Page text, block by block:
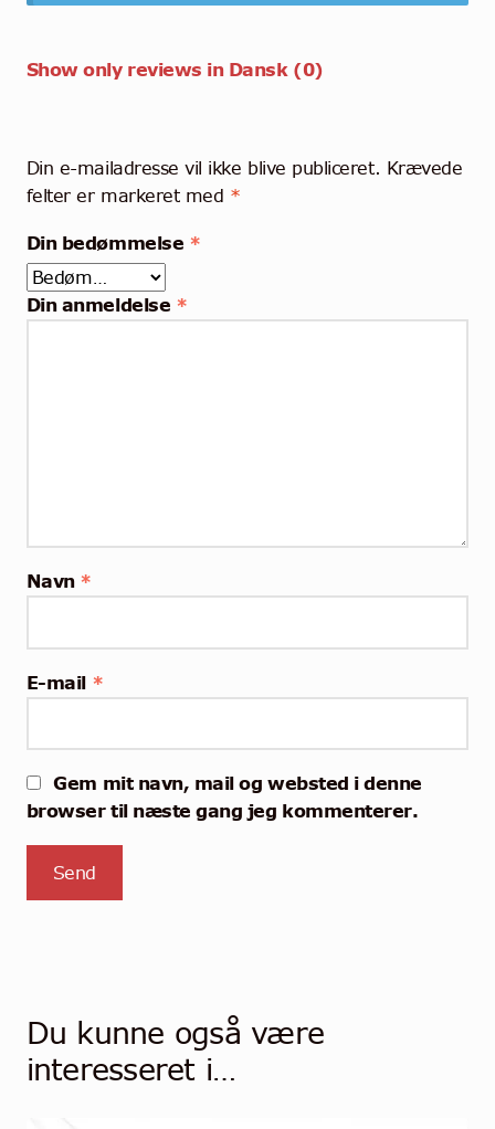
Show only reviews in Dansk (0)
Din e-mailadresse vil ikke blive publiceret. Krævede
felter er markeret med *
Din bedømmelse *
Din anmeldelse *
Navn *
E-mail *
Gem mit navn, mail og websted i denne
browser til næste gang jeg kommenterer.
Du kunne også være
interesseret i…